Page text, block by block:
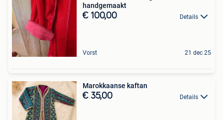
handgemaakt
€ 100,00 Details
Vorst 21 dec 25
Marokkaanse kaftan
€ 35,00 Details